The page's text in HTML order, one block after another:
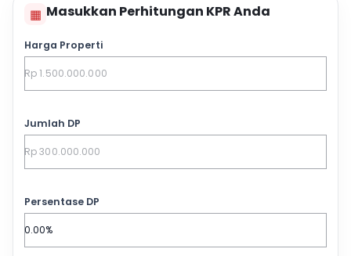
▦ Masukkan Perhitungan KPR Anda
Harga Properti
Jumlah DP
Persentase DP